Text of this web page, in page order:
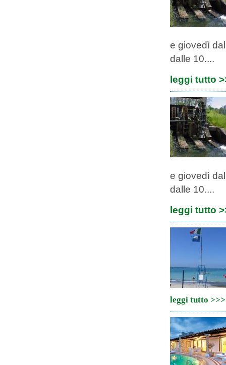
e giovedì
dalle 10....
leggi tutto
e giovedì
dalle 10....
leggi tutto
leggi tutto >>>